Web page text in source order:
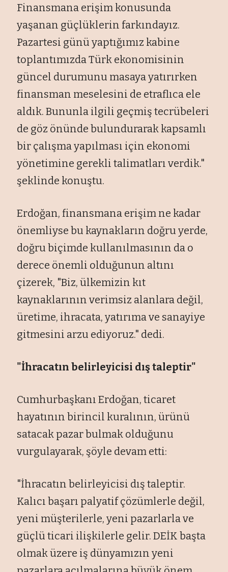
Finansmana erişim konusunda
yaşanan güçlüklerin farkındayız.
Pazartesi günü yaptığımız kabine
toplantımızda Türk ekonomisinin
güncel durumunu masaya yatırırken
finansman meselesini de etraflıca ele
aldık. Bununla ilgili geçmiş tecrübeleri
de göz önünde bulundurarak kapsamlı
bir çalışma yapılması için ekonomi
yönetimine gerekli talimatları verdik."
şeklinde konuştu.
Erdoğan, finansmana erişim ne kadar
önemliyse bu kaynakların doğru yerde,
doğru biçimde kullanılmasının da o
derece önemli olduğunun altını
çizerek, "Biz, ülkemizin kıt
kaynaklarının verimsiz alanlara değil,
üretime, ihracata, yatırıma ve sanayiye
gitmesini arzu ediyoruz." dedi.
"İhracatın belirleyicisi dış taleptir"
Cumhurbaşkanı Erdoğan, ticaret
hayatının birincil kuralının, ürünü
satacak pazar bulmak olduğunu
vurgulayarak, şöyle devam etti:
"İhracatın belirleyicisi dış taleptir.
Kalıcı başarı palyatif çözümlerle değil,
yeni müşterilerle, yeni pazarlarla ve
güçlü ticari ilişkilerle gelir. DEİK başta
olmak üzere iş dünyamızın yeni